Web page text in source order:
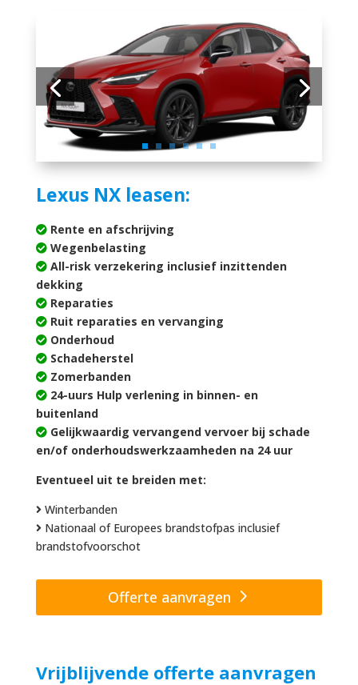
Lexus NX leasen:
Rente en afschrijving
Wegenbelasting
All-risk verzekering inclusief inzittenden
dekking
Reparaties
Ruit reparaties en vervanging
Onderhoud
Schadeherstel
Zomerbanden
24-uurs Hulp verlening in binnen- en
buitenland
Gelijkwaardig vervangend vervoer bij schade
en/of onderhoudswerkzaamheden na 24 uur
Eventueel uit te breiden met:
Winterbanden
Nationaal of Europees brandstofpas inclusief
brandstofvoorschot
Offerte aanvragen
Vrijblijvende offerte aanvragen